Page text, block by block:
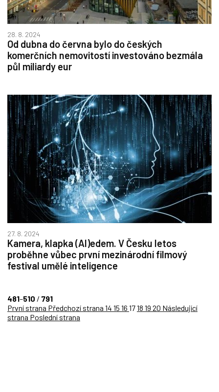
28. 8. 2024
Od dubna do června bylo do českých
komerčních nemovitostí investováno bezmála
půl miliardy eur
27. 8. 2024
Kamera, klapka (AI)edem. V Česku letos
proběhne vůbec první mezinárodní filmový
festival umělé inteligence
481–510 / 791
První strana Předchozí strana 14 15 16 1718 19 20 Následující
strana Poslední strana